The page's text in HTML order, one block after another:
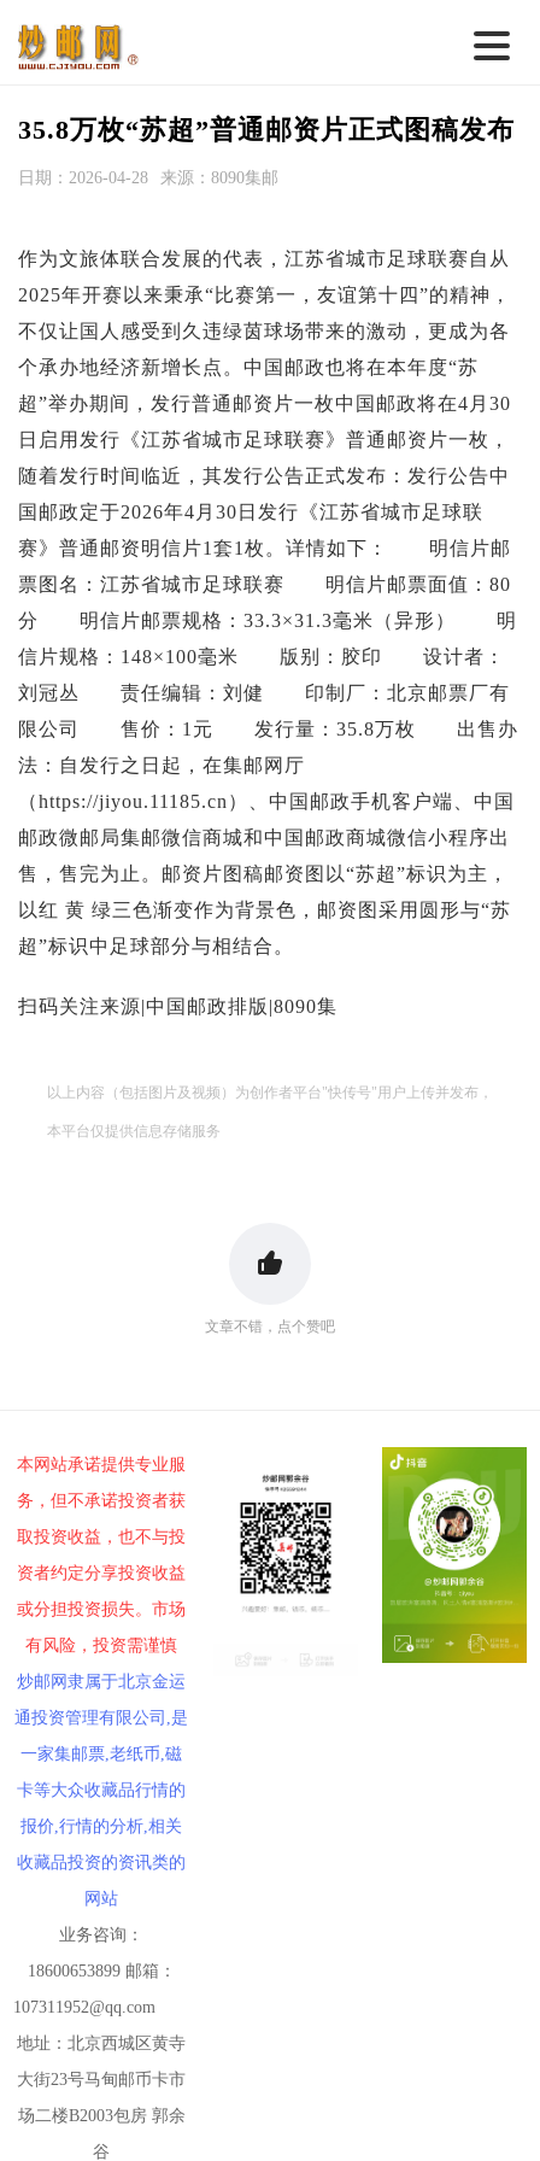
首 页
名家综述
热点话题
邮币卡苑
实战论坛
新品预告
集藏资讯
投资论坛
35.8万枚“苏超”普通邮资片正式图稿发布
日期：2026-04-28 来源：8090集邮
作为文旅体联合发展的代表，江苏省城市足球联赛自从
2025年开赛以来秉承“比赛第一，友谊第十四”的精神，
不仅让国人感受到久违绿茵球场带来的激动，更成为各
个承办地经济新增长点。中国邮政也将在本年度“苏
超”举办期间，发行普通邮资片一枚中国邮政将在4月30
日启用发行《江苏省城市足球联赛》普通邮资片一枚，
随着发行时间临近，其发行公告正式发布：发行公告中
国邮政定于2026年4月30日发行《江苏省城市足球联
赛》普通邮资明信片1套1枚。详情如下： 明信片邮
票图名：江苏省城市足球联赛 明信片邮票面值：80
分 明信片邮票规格：33.3×31.3毫米（异形） 明
信片规格：148×100毫米 版别：胶印 设计者：
刘冠丛 责任编辑：刘健 印制厂：北京邮票厂有
限公司 售价：1元 发行量：35.8万枚 出售办
法：自发行之日起，在集邮网厅
（https://jiyou.11185.cn）、中国邮政手机客户端、中国
邮政微邮局集邮微信商城和中国邮政商城微信小程序出
售，售完为止。邮资片图稿邮资图以“苏超”标识为主，
以红 黄 绿三色渐变作为背景色，邮资图采用圆形与“苏
超”标识中足球部分与相结合。
扫码关注来源|中国邮政排版|8090集
以上内容（包括图片及视频）为创作者平台"快传号"用户上传并发布，
本平台仅提供信息存储服务
文章不错，点个赞吧
本网站承诺提供专业服
务，但不承诺投资者获
取投资收益，也不与投
资者约定分享投资收益
或分担投资损失。市场
有风险，投资需谨慎
炒邮网隶属于北京金运
通投资管理有限公司,是
一家集邮票,老纸币,磁
卡等大众收藏品行情的
报价,行情的分析,相关
收藏品投资的资讯类的
网站
业务咨询：
18600653899 邮箱：
107311952@qq.com
地址：北京西城区黄寺
大街23号马甸邮币卡市
场二楼B2003包房 郭余
谷